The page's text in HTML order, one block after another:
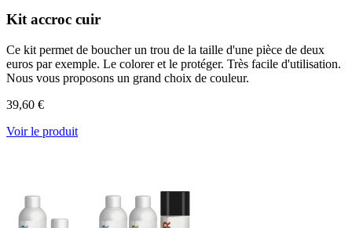
Kit accroc cuir
Ce kit permet de boucher un trou de la taille d'une pièce de deux
euros par exemple. Le colorer et le protéger. Très facile d'utilisation.
Nous vous proposons un grand choix de couleur.
39,60 €
Voir le produit